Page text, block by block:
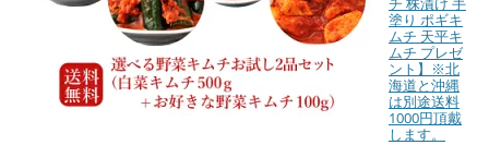
塗り ポギキ
ムチ 天平キ
ムチ プレゼ
ント】※北
海道と沖縄
は別途送料
1000円頂戴
します。